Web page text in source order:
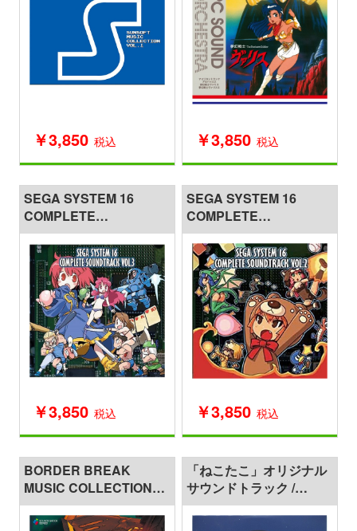
￥3,850 税込 ￥3,850 税込
SEGA SYSTEM 16
COMPLETE
SOUNDTRACK Vol.3
￥3,850 税込
SEGA SYSTEM 16
COMPLETE
SOUNDTRACK Vol.2
￥3,850 税込
BORDER BREAK
MUSIC COLLECTION
TYPE-03
「ねこたこ」オリジナル
サウンドトラック /
Ninomiya Yuji